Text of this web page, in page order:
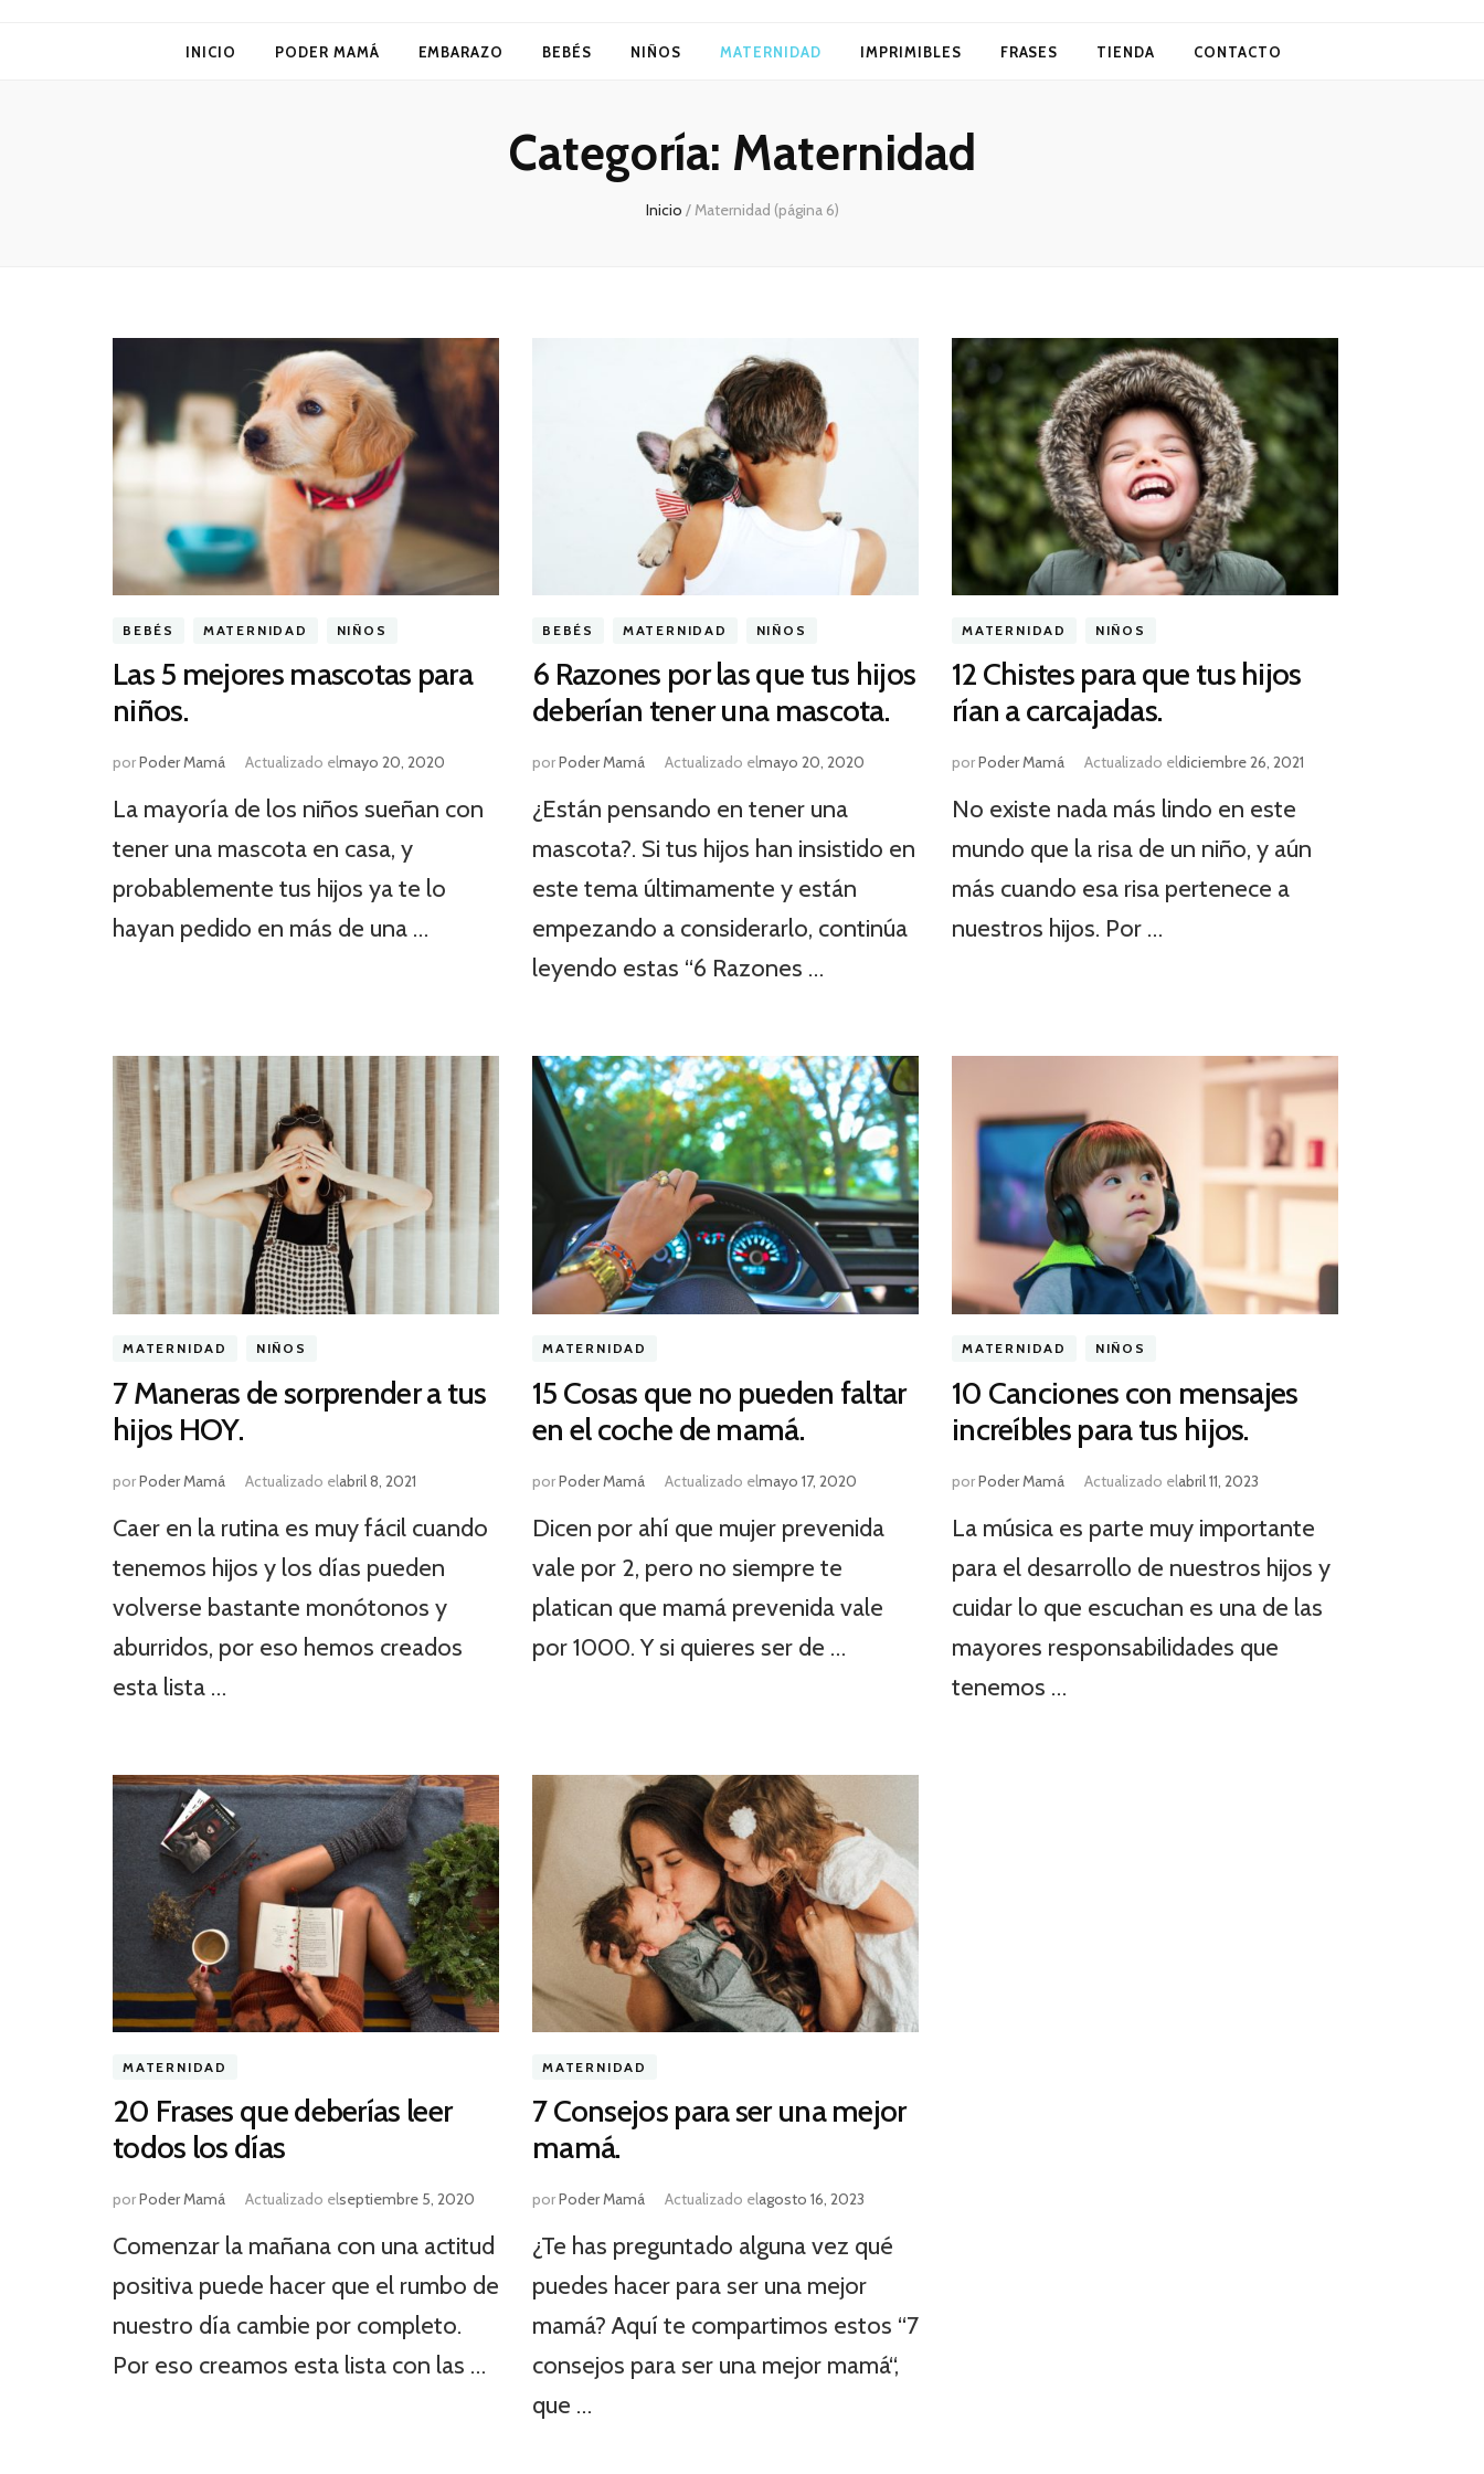
INICIO PODER MAMÁ EMBARAZO BEBÉS NIÑOS MATERNIDAD IMPRIMIBLES FRASES TIENDA CONTACTO
Categoría: Maternidad
Inicio /Maternidad (página 6)
BEBÉS MATERNIDAD NIÑOS
Las 5 mejores mascotas para
niños.
porPoder Mamá Actualizado elmayo 20, 2020
La mayoría de los niños sueñan con
tener una mascota en casa, y
probablemente tus hijos ya te lo
hayan pedido en más de una …
BEBÉS MATERNIDAD NIÑOS
6 Razones por las que tus hijos
deberían tener una mascota.
porPoder Mamá Actualizado elmayo 20, 2020
¿Están pensando en tener una
mascota?. Si tus hijos han insistido en
este tema últimamente y están
empezando a considerarlo, continúa
leyendo estas “6 Razones …
MATERNIDAD NIÑOS
12 Chistes para que tus hijos
rían a carcajadas.
porPoder Mamá Actualizado eldiciembre 26, 2021
No existe nada más lindo en este
mundo que la risa de un niño, y aún
más cuando esa risa pertenece a
nuestros hijos. Por …
MATERNIDAD NIÑOS
7 Maneras de sorprender a tus
hijos HOY.
porPoder Mamá Actualizado elabril 8, 2021
Caer en la rutina es muy fácil cuando
tenemos hijos y los días pueden
volverse bastante monótonos y
aburridos, por eso hemos creados
esta lista …
MATERNIDAD
15 Cosas que no pueden faltar
en el coche de mamá.
porPoder Mamá Actualizado elmayo 17, 2020
Dicen por ahí que mujer prevenida
vale por 2, pero no siempre te
platican que mamá prevenida vale
por 1000. Y si quieres ser de …
MATERNIDAD NIÑOS
10 Canciones con mensajes
increíbles para tus hijos.
porPoder Mamá Actualizado elabril 11, 2023
La música es parte muy importante
para el desarrollo de nuestros hijos y
cuidar lo que escuchan es una de las
mayores responsabilidades que
tenemos …
MATERNIDAD
20 Frases que deberías leer
todos los días
porPoder Mamá Actualizado elseptiembre 5, 2020
Comenzar la mañana con una actitud
positiva puede hacer que el rumbo de
nuestro día cambie por completo.
Por eso creamos esta lista con las …
MATERNIDAD
7 Consejos para ser una mejor
mamá.
porPoder Mamá Actualizado elagosto 16, 2023
¿Te has preguntado alguna vez qué
puedes hacer para ser una mejor
mamá? Aquí te compartimos estos “7
consejos para ser una mejor mamá“,
que …